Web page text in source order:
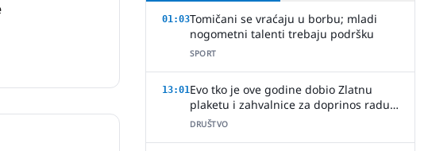
01:03Tomičani se vraćaju u borbu; mladi
nogometni talenti trebaju podršku
SPORT
13:01Evo tko je ove godine dobio Zlatnu
plaketu i zahvalnice za doprinos radu
HVIDR-e Slavonski Brod
DRUŠTVO